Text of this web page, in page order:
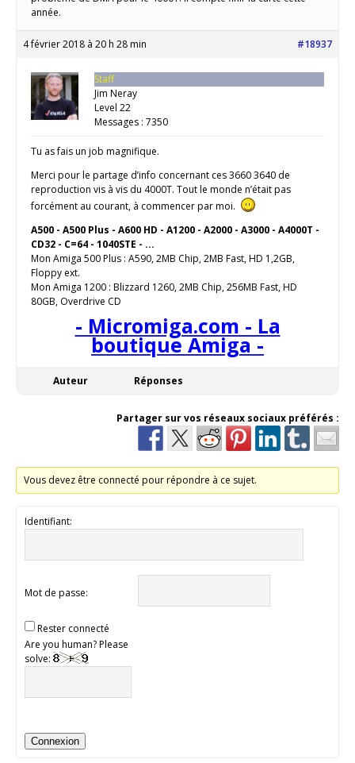
année.
4 février 2018 à 20 h 28 min #18937
Staff
Jim Neray
Level 22
Messages : 7350
Tu as fais un job magnifique.
Merci pour le partage d’info concernant ces 3660 3640 de
reproduction vis à vis du 4000T. Tout le monde n’était pas
forcément au courant, à commencer par moi.
A500 - A500 Plus - A600 HD - A1200 - A2000 - A3000 - A4000T -
CD32 - C=64 - 1040STE - ...
Mon Amiga 500 Plus : A590, 2MB Chip, 2MB Fast, HD 1,2GB,
Floppy ext.
Mon Amiga 1200 : Blizzard 1260, 2MB Chip, 256MB Fast, HD
80GB, Overdrive CD
- Micromiga.com - La
boutique Amiga -
Auteur Réponses
Partager sur vos réseaux sociaux préférés :
Vous devez être connecté pour répondre à ce sujet.
Identifiant:
Mot de passe:
Rester connecté
Are you human? Please
solve:
Connexion